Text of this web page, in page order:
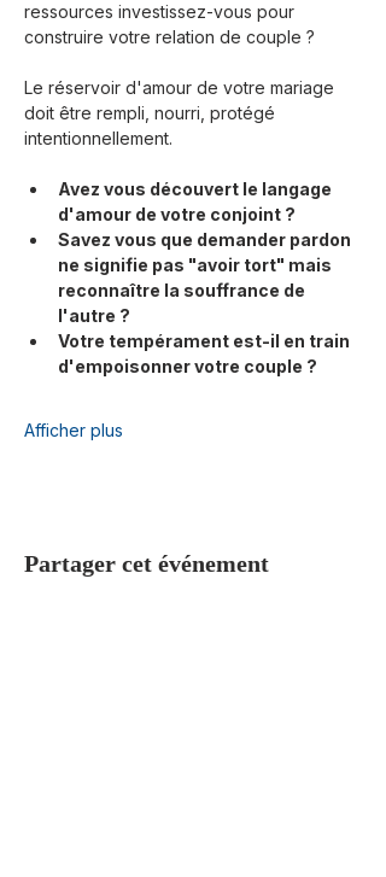
ressources investissez-vous pour
construire votre relation de couple ?
Le réservoir d'amour de votre mariage
doit être rempli, nourri, protégé
intentionnellement.
Avez vous découvert le langage
d'amour de votre conjoint ?
Savez vous que demander pardon
ne signifie pas "avoir tort" mais
reconnaître la souffrance de
l'autre ?
Votre tempérament est-il en train
d'empoisonner votre couple ?
Afficher plus
Partager cet événement